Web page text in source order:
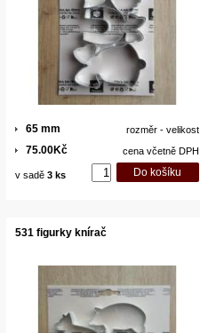
rozměr - velikost
65 mm
cena včetně DPH
75.00Kč
v sadě 3 ks
531 figurky knírač